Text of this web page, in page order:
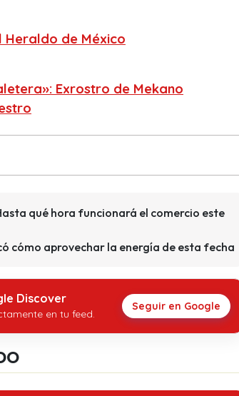
Heraldo de México
Exrostro de Mekano
qué hora funcionará el comercio este
cómo aprovechar la energía de esta fecha
Discover
en tu feed.
Seguir en Google